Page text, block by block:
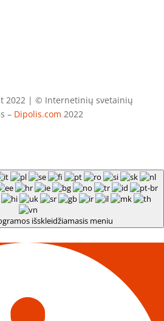
2022 | © Internetinių svetainių
– Dipolis.com 2022